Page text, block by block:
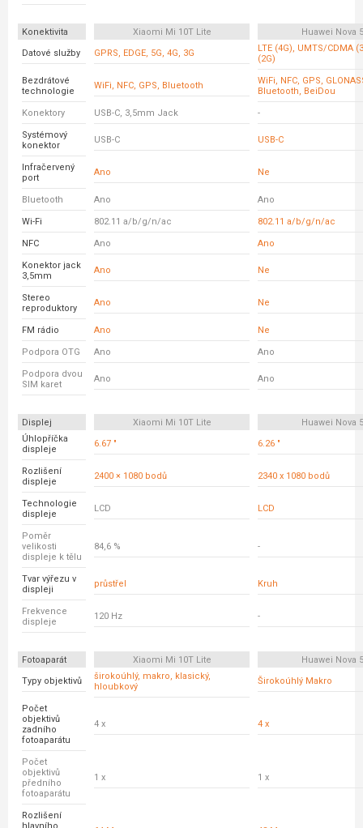
Konektivita Xiaomi Mi 10T Lite
Huawei Nova
Datové služby
GPRS, EDGE, 5G, 4G, 3G
LTE (4G), UMTS/CDMA
(2G)
Bezdrátové
technologie
WiFi, NFC, GPS, Bluetooth
WiFi, NFC, GPS,
Bluetooth, BeiDou
Konektory USB-C, 3,5mm Jack -
Systémový
konektor
USB-C USB-C
Infračervený
port
Ano Ne
Bluetooth Ano Ano
Wi-Fi 802.11 a/b/g/n/ac 802.11 a/b/g/n/ac
NFC Ano Ano
Konektor jack
3,5mm
Ano Ne
Stereo
reproduktory
Ano Ne
FM rádio Ano Ne
Podpora OTG Ano Ano
Podpora dvou
SIM karet
Ano Ano
Displej Xiaomi Mi 10T Lite
Huawei Nova
Úhlopříčka
displeje
6.67 " 6.26 "
Rozlišení
displeje
2400 × 1080 bodů 2340 x 1080 bodů
Technologie
displeje
LCD LCD
Poměr
velikosti
displeje k tělu
84,6 % -
Tvar výřezu v
displeji
průstřel Kruh
Frekvence
displeje
120 Hz -
Fotoaparát Xiaomi Mi 10T Lite
Huawei Nova
Typy objektivů
širokoúhlý, makro, klasický,
hloubkový
Širokoúhlý Makro
Počet
objektivů
zadního
fotoaparátu
4 x 4 x
Počet
objektivů
předního
fotoaparátu
1 x 1 x
Rozlišení